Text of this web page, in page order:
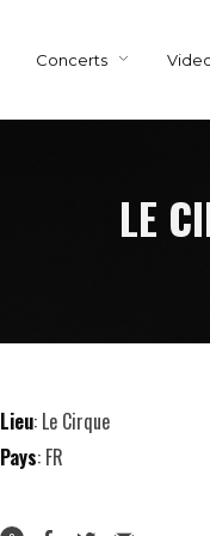
Concerts
LE
Lieu: Le Cirque
Pays: FR